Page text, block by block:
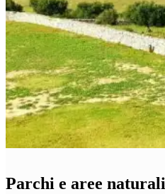
Parchi e aree